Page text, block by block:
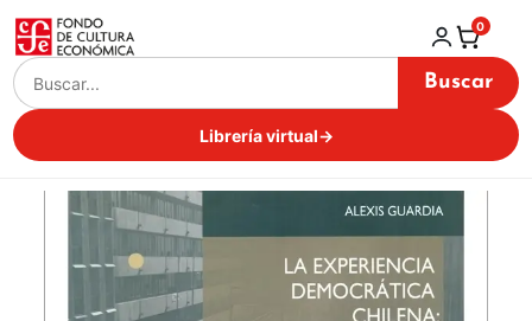
Buscar
Librería virtual→
0